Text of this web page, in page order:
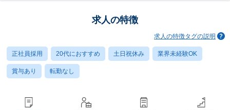
求人の特徴
求人の特徴タグの説明
正社員採用 20代におすすめ 土日祝休み 業界未経験OK
賞与あり 転勤なし